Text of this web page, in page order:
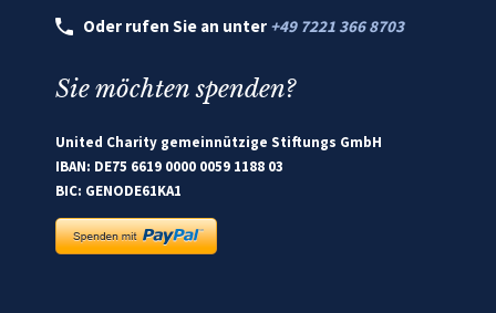
Oder rufen Sie an unter +49 7221 366 8703
Sie möchten spenden?
United Charity gemeinnützige Stiftungs GmbH
IBAN: DE75 6619 0000 0059 1188 03
BIC: GENODE61KA1